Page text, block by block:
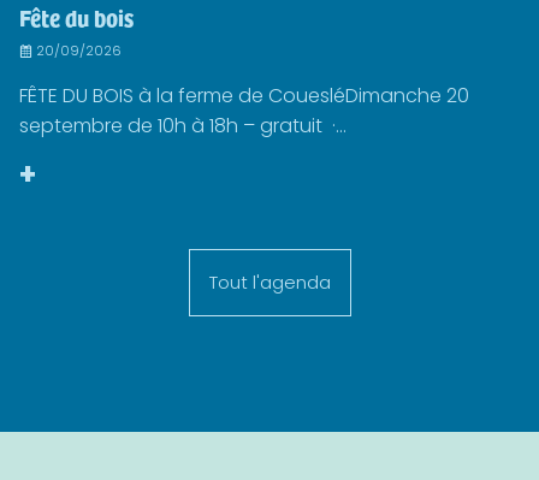
Fête du bois
20/09/2026
FÊTE DU BOIS à la ferme de CouesléDimanche 20
septembre de 10h à 18h – gratuit ·...
+
Tout l'agenda